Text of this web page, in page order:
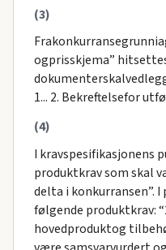
(3)
ogprisskjema”
1... 2. Bekreftelsefor
(4)
I kravspesifikasjonens
produktkrav som skal
delta i konkurransen”.
følgende produktkrav:
hovedproduktog